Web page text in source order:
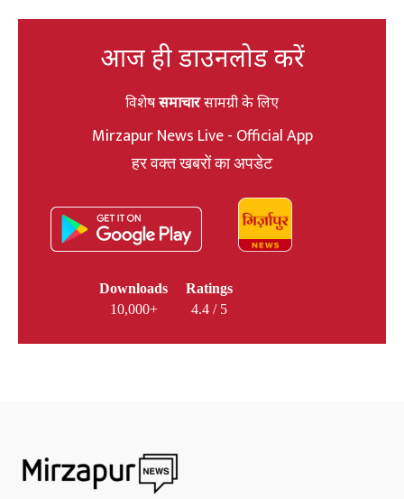
आज ही डाउनलोड करें
विशेषसमाचारसामग्री के लिए
Mirzapur News Live - Official App
हर वक्त खबरों का अपडेट
Downloads
10,000+
Ratings
4.4 / 5